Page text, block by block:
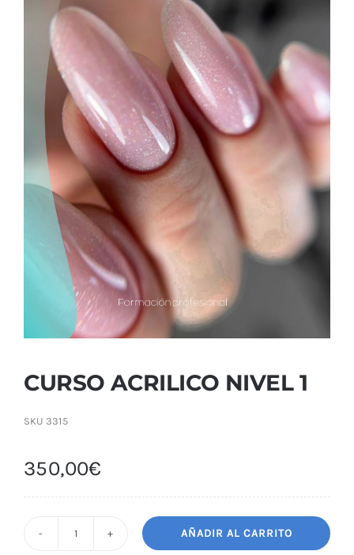
Contactar
CURSO ACRILICO NIVEL 1
SKU 3315
350,00€
AÑADIR AL CARRITO